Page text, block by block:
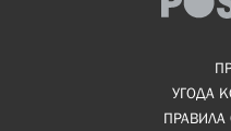
УГОДА
ПРАВИЛА